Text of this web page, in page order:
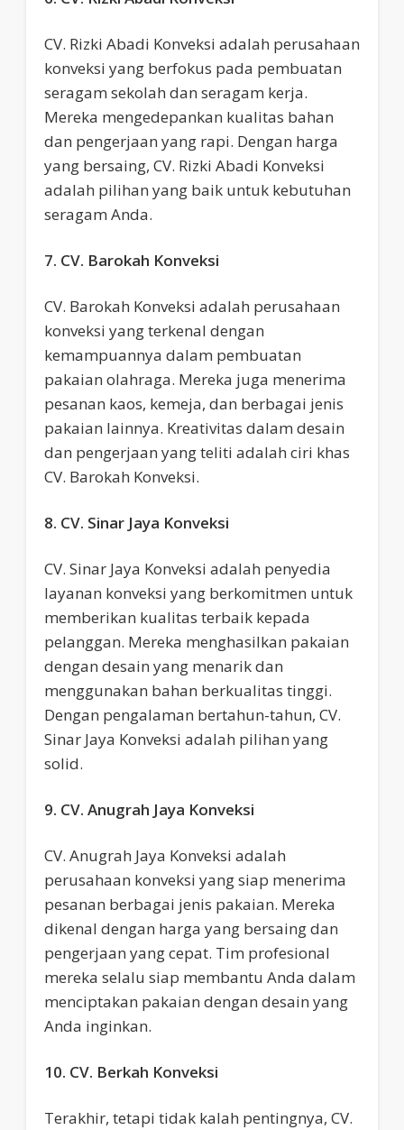
CV. Rizki Abadi Konveksi adalah perusahaan
konveksi yang berfokus pada pembuatan
seragam sekolah dan seragam kerja.
Mereka mengedepankan kualitas bahan
dan pengerjaan yang rapi. Dengan harga
yang bersaing, CV. Rizki Abadi Konveksi
adalah pilihan yang baik untuk kebutuhan
seragam Anda.
7. CV. Barokah Konveksi
CV. Barokah Konveksi adalah perusahaan
konveksi yang terkenal dengan
kemampuannya dalam pembuatan
pakaian olahraga. Mereka juga menerima
pesanan kaos, kemeja, dan berbagai jenis
pakaian lainnya. Kreativitas dalam desain
dan pengerjaan yang teliti adalah ciri khas
CV. Barokah Konveksi.
8. CV. Sinar Jaya Konveksi
CV. Sinar Jaya Konveksi adalah penyedia
layanan konveksi yang berkomitmen untuk
memberikan kualitas terbaik kepada
pelanggan. Mereka menghasilkan pakaian
dengan desain yang menarik dan
menggunakan bahan berkualitas tinggi.
Dengan pengalaman bertahun-tahun, CV.
Sinar Jaya Konveksi adalah pilihan yang
solid.
9. CV. Anugrah Jaya Konveksi
CV. Anugrah Jaya Konveksi adalah
perusahaan konveksi yang siap menerima
pesanan berbagai jenis pakaian. Mereka
dikenal dengan harga yang bersaing dan
pengerjaan yang cepat. Tim profesional
mereka selalu siap membantu Anda dalam
menciptakan pakaian dengan desain yang
Anda inginkan.
10. CV. Berkah Konveksi
Terakhir, tetapi tidak kalah pentingnya, CV.